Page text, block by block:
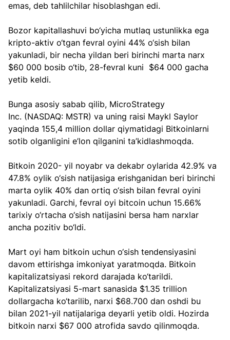
emas, deb tahlilchilar hisoblashgan edi.
Bozor kapitallashuvi bo‘yicha mutlaq ustunlikka ega
kripto-aktiv o‘tgan fevral oyini 44% o‘sish bilan
yakunladi, bir necha yildan beri birinchi marta narx
$60 000 bosib o‘tib, 28-fevral kuni  $64 000 gacha
yetib keldi.
Bunga asosiy sabab qilib, MicroStrategy
Inc. (NASDAQ: MSTR) va uning raisi Maykl Saylor
yaqinda 155,4 million dollar qiymatidagi Bitkoinlarni
sotib olganligini e’lon qilganini ta’kidlashmoqda.
Bitkoin 2020- yil noyabr va dekabr oylarida 42.9% va
47.8% oylik o‘sish natijasiga erishganidan beri birinchi
marta oylik 40% dan ortiq o‘sish bilan fevral oyini
yakunladi. Garchi, fevral oyi bitcoin uchun 15.66%
tarixiy o‘rtacha o‘sish natijasini bersa ham narxlar
ancha pozitiv bo‘ldi.
Mart oyi ham bitkoin uchun o‘sish tendensiyasini
davom ettirishga imkoniyat yaratmoqda. Bitkoin
kapitalizatsiyasi rekord darajada ko‘tarildi.
Kapitalizatsiyasi 5-mart sanasida $1.35 trillion
dollargacha ko‘tarilib, narxi $68.700 dan oshdi bu
bilan 2021-yil natijalariga deyarli yetib oldi. Hozirda
bitkoin narxi $67 000 atrofida savdo qilinmoqda.